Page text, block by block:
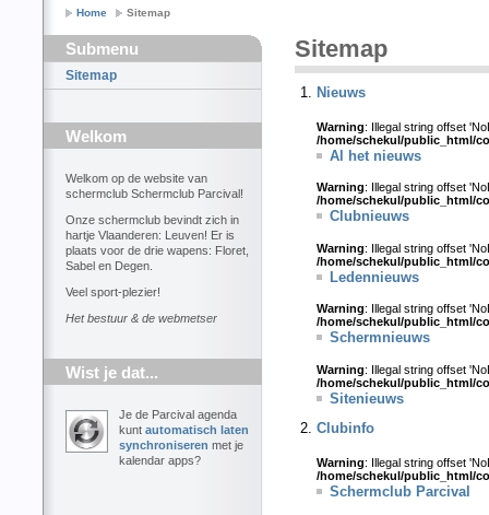
Home Sitemap
Submenu
Sitemap
Welkom
Welkom op de website van
schermclub Schermclub Parcival!
Onze schermclub bevindt zich in
hartje Vlaanderen: Leuven! Er is
plaats voor de drie wapens: Floret,
Sabel en Degen.
Veel sport-plezier!
Het bestuur & de webmetser
Wist je dat...
Je de Parcival agenda
kunt automatisch laten
synchroniseren met je
kalendar apps?
Sitemap
Nieuws
Warning: Illegal string offset
/home/schekul/public_html/
Al het nieuws
Warning: Illegal string offset
/home/schekul/public_html/
Clubnieuws
Warning: Illegal string offset
/home/schekul/public_html/
Ledennieuws
Warning: Illegal string offset
/home/schekul/public_html/
Schermnieuws
Warning: Illegal string offset
/home/schekul/public_html/
Sitenieuws
Clubinfo
Warning: Illegal string offset
/home/schekul/public_html/
Schermclub Parcival